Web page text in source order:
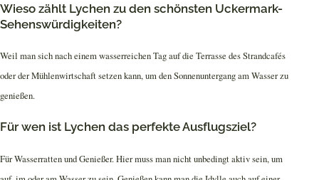
Wieso zählt Lychen zu den schönsten Uckermark-
Sehenswürdigkeiten?
Weil man sich nach einem wasserreichen Tag auf die Terrasse des Strandcafés
oder der Mühlenwirtschaft setzen kann, um den Sonnenuntergang am Wasser zu
genießen.
Für wen ist Lychen das perfekte Ausflugsziel?
Für Wasserratten und Genießer. Hier muss man nicht unbedingt aktiv sein, um